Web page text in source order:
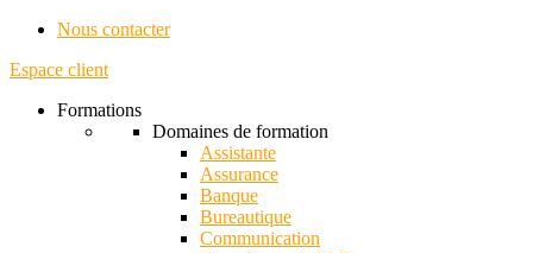
Nous contacter
Espace client
Formations
Domaines de formation
Assistante
Assurance
Banque
Bureautique
Communication